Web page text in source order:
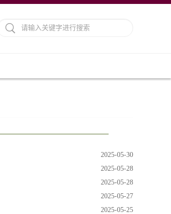
2025-05-30
2025-05-28
2025-05-28
2025-05-27
2025-05-25